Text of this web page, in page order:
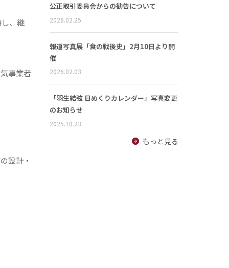
、継
事業者
設計・
公正取引委員会からの勧告について
2026.02.25
報道写真展「食の戦後史」2月10日より開
催
2026.02.03
「羽生結弦 日めくりカレンダー」写真変更
のお知らせ
2025.10.23
もっと見る